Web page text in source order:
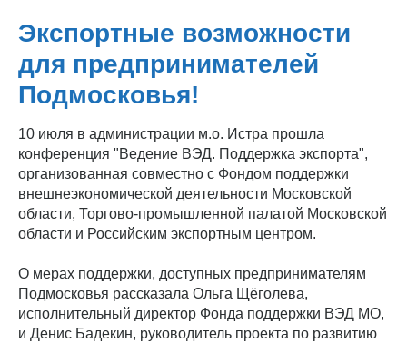
Экспортные возможности
для предпринимателей
Подмосковья!
10 июля в администрации м.о. Истра прошла
конференция "Ведение ВЭД. Поддержка экспорта",
организованная совместно с Фондом поддержки
внешнеэкономической деятельности Московской
области, Торгово-промышленной палатой Московской
области и Российским экспортным центром.
О мерах поддержки, доступных предпринимателям
Подмосковья рассказала Ольга Щёголева,
исполнительный директор Фонда поддержки ВЭД МО,
и Денис Бадекин, руководитель проекта по развитию